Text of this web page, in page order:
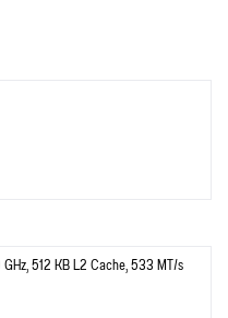
512 KB L2 Cache, 533 MT/s